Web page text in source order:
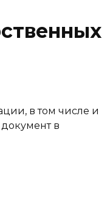
в том числе и
документ в